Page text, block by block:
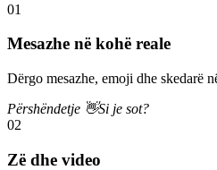
01
Mesazhe në kohë reale
Dërgo mesazhe, emoji dhe skedarë
Përshëndetje 👋Si je sot?
02
Zë dhe video